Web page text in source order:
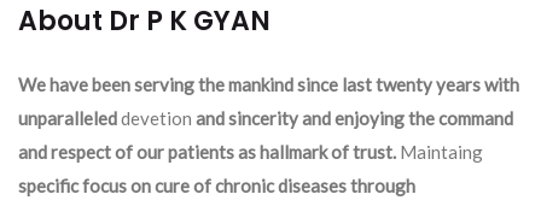
About Dr P K GYAN
We have been serving the mankind since last twenty years with
unparalleleddevetion and sincerity and enjoying the command
and respect of our patients as hallmark of trust. Maintaing
specific focus on cure of chronic diseases through